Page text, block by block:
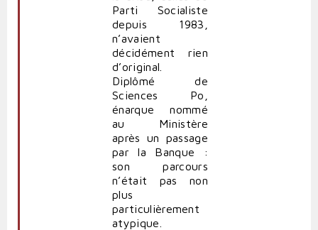
Parti Socialiste
depuis 1983,
n’avaient
décidément rien
d’original.
Diplômé de
Sciences Po,
énarque nommé
au Ministère
après un passage
par la Banque :
son parcours
n’était pas non
plus
particulièrement
atypique.